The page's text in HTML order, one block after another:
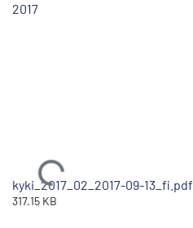
2017
Ladataan...
kyki_2017_02_2017-09-13_fi.pdf
317.15 KB